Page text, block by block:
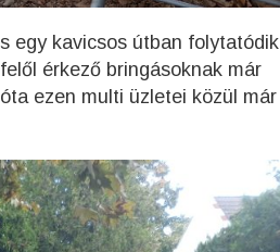
egy kavicsos útban folytatódik
érkező bringásoknak már
ezen multi üzletei közül már